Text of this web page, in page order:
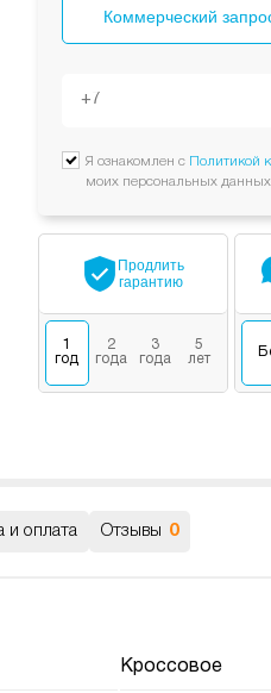
Коммерческий
Я ознакомлен с Политикой
моих персональных данных
Продлить
гарантию
1
год
2
года
3
года
5
лет
и оплата Отзывы 0
Кроссовое